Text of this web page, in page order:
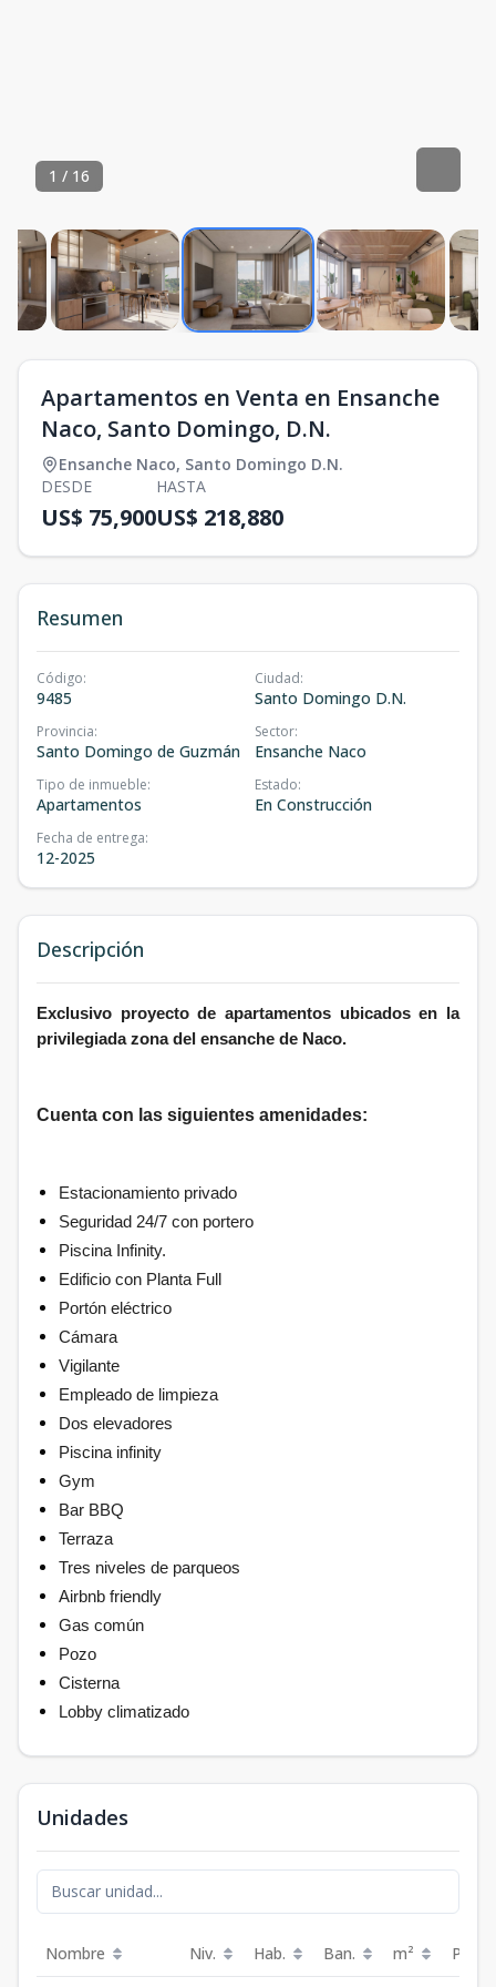
1 / 16
Apartamentos en Venta en Ensanche
Naco, Santo Domingo, D.N.
Ensanche Naco, Santo Domingo D.N.
DESDE
US$ 75,900
HASTA
US$ 218,880
Resumen
Código:
9485
Ciudad:
Santo Domingo D.N.
Provincia:
Santo Domingo de Guzmán
Sector:
Ensanche Naco
Tipo de inmueble:
Apartamentos
Estado:
En Construcción
Fecha de entrega:
12-2025
Descripción
Exclusivo proyecto de apartamentos ubicados en la
privilegiada zona del ensanche de Naco.
Cuenta con las siguientes amenidades:
Estacionamiento privado
Seguridad 24/7 con portero
Piscina Infinity.
Edificio con Planta Full
Portón eléctrico
Cámara
Vigilante
Empleado de limpieza
Dos elevadores
Piscina infinity
Gym
Bar BBQ
Terraza
Tres niveles de parqueos
Airbnb friendly
Gas común
Pozo
Cisterna
Lobby climatizado
Unidades
Nombre Niv. Hab. Ban. m² Precio